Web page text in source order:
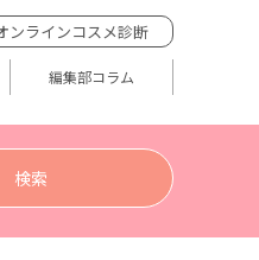
ンラインコスメ診断
編集部コラム